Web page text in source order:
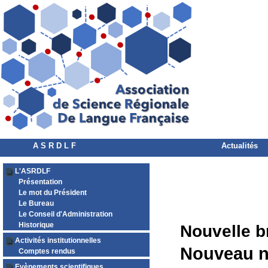
A S R D L F Actualités
L'ASRDLF
Présentation
Le mot du Président
Le Bureau
Le Conseil d'Administration
Historique
Activités institutionnelles
Comptes rendus
Nouvelle
Nouveau